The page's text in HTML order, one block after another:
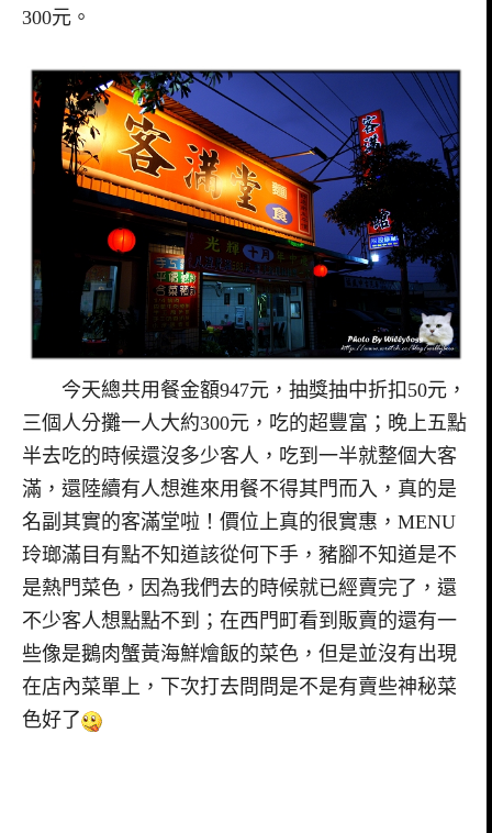
300元。
今天總共用餐金額947元，抽獎抽中折扣50元，
三個人分攤一人大約300元，吃的超豐富；晚上五點
半去吃的時候還沒多少客人，吃到一半就整個大客
滿，還陸續有人想進來用餐不得其門而入，真的是
名副其實的客滿堂啦！價位上真的很實惠，MENU
玲瑯滿目有點不知道該從何下手，豬腳不知道是不
是熱門菜色，因為我們去的時候就已經賣完了，還
不少客人想點點不到；在西門町看到販賣的還有一
些像是鵝肉蟹黃海鮮燴飯的菜色，但是並沒有出現
在店內菜單上，下次打去問問是不是有賣些神秘菜
色好了